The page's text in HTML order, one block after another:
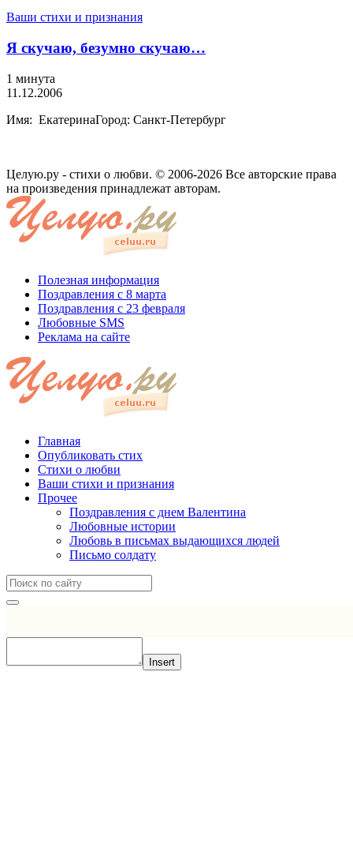
Ваши стихи и признания
Я скучаю, безумно скучаю…
1 минута
11.12.2006
Имя: ЕкатеринаГород: Санкт-Петербург
Целую.ру - стихи о любви. © 2006-2026 Все авторские права
на произведения принадлежат авторам.
Полезная информация
Поздравления с 8 марта
Поздравления с 23 февраля
Любовные SMS
Реклама на сайте
Главная
Опубликовать стих
Стихи о любви
Ваши стихи и признания
Прочее
Поздравления с днем Валентина
Любовные истории
Любовь в письмах выдающихся людей
Письмо солдату
Insert